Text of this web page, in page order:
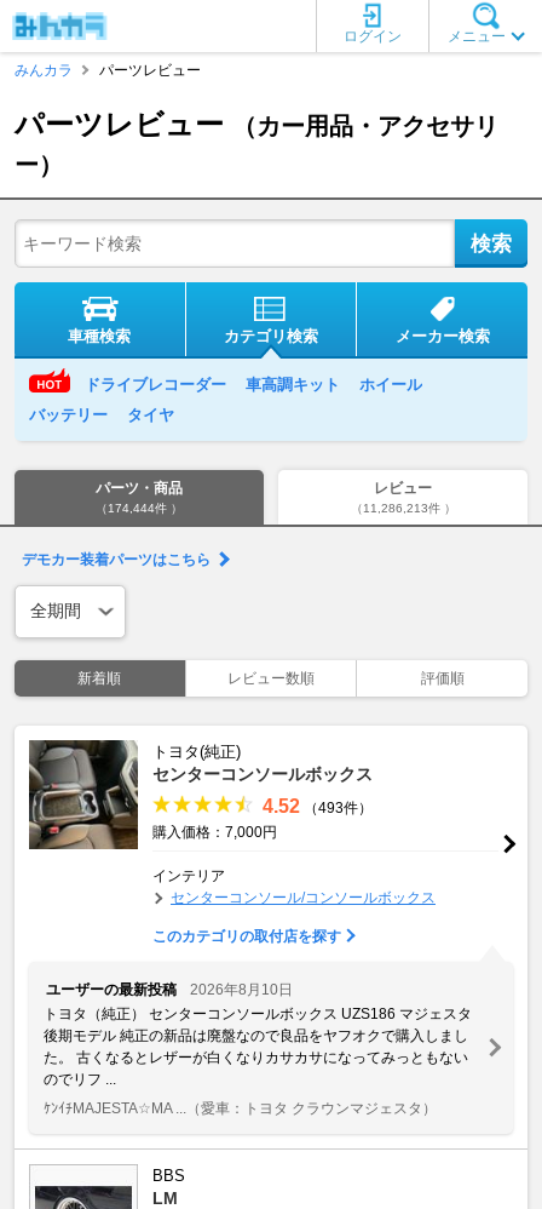
メニュー
ログイン
みんカラ
パーツレビュー
パーツレビュー
（カー用品・アクセサリ
ー）
車種検索 カテゴリ検索 メーカー検索
ドライブレコーダー 車高調キット
ホイール
バッテリー
タイヤ
パーツ・商品
（174,444件 ）
レビュー
（11,286,213件 ）
デモカー装着パーツはこちら
新着順 レビュー数順 評価順
トヨタ(純正)
センターコンソールボックス
4.52
（493件）
購入価格：7,000円
インテリア
センターコンソール/コンソールボックス
このカテゴリの取付店を探す
ユーザーの最新投稿
2026年8月10日
トヨタ（純正） センターコンソールボックス UZS186 マジェスタ
後期モデル 純正の新品は廃盤なので良品をヤフオクで購入しまし
た。 古くなるとレザーが白くなりカサカサになってみっともない
のでリフ ...
ｹﾝｲﾁMAJESTA☆MA ...
（愛車：トヨタ クラウンマジェスタ）
BBS
LM